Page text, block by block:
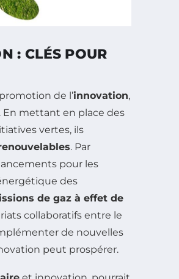
: CLÉS POUR
de l’innovation,
En mettant en place des
vertes, ils
. Par
pour les
des
de gaz à effet de
collaboratifs entre le
de nouvelles
peut prospérer.